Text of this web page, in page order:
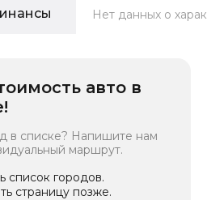
Нет данных о
авто в
в списке? Напишите нам
маршрут.
список городов.
страницу позже.